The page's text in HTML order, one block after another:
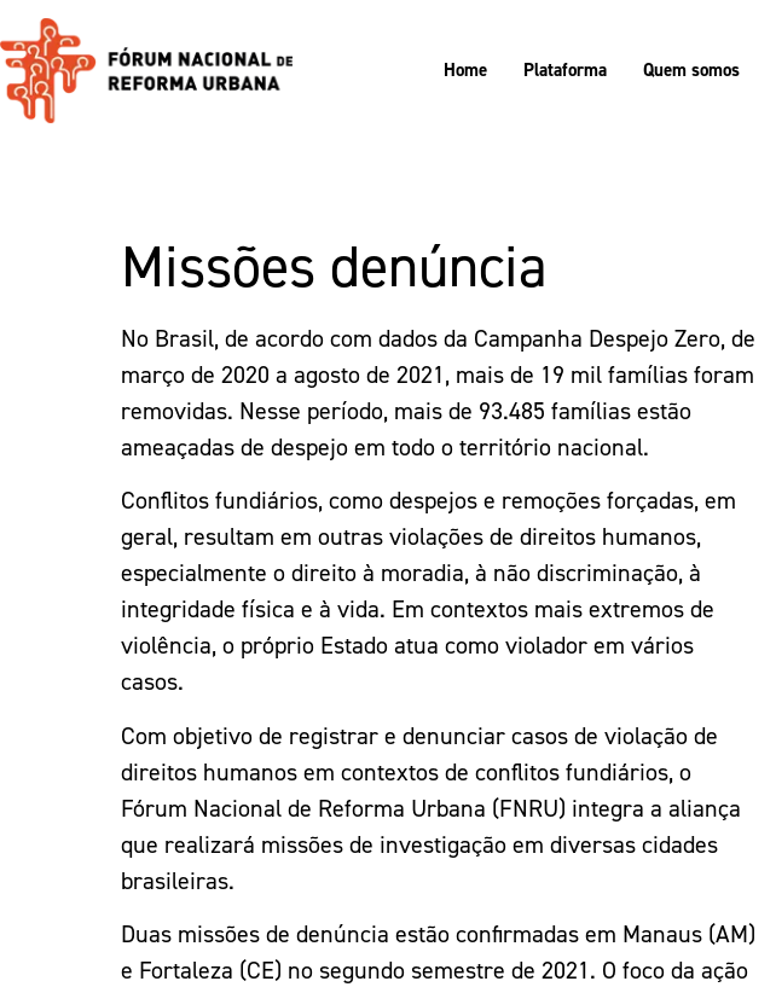
Home Plataforma Quem somos
Missões denúncia
No Brasil, de acordo com dados da Campanha Despejo Zero, de
março de 2020 a agosto de 2021, mais de 19 mil famílias foram
removidas. Nesse período, mais de 93.485 famílias estão
ameaçadas de despejo em todo o território nacional.
Conflitos fundiários, como despejos e remoções forçadas, em
geral, resultam em outras violações de direitos humanos,
especialmente o direito à moradia, à não discriminação, à
integridade física e à vida. Em contextos mais extremos de
violência, o próprio Estado atua como violador em vários
casos.
Com objetivo de registrar e denunciar casos de violação de
direitos humanos em contextos de conflitos fundiários, o
Fórum Nacional de Reforma Urbana (FNRU) integra a aliança
que realizará missões de investigação em diversas cidades
brasileiras.
Duas missões de denúncia estão confirmadas em Manaus (AM)
e Fortaleza (CE) no segundo semestre de 2021. O foco da ação